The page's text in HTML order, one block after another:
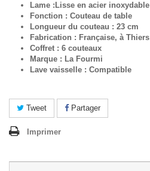
Lame :Lisse en acier inoxydable
Fonction : Couteau de table
Longueur du couteau : 23 cm
Fabrication : Française, à Thiers
Coffret : 6 couteaux
Marque : La Fourmi
Lave vaisselle : Compatible
Tweet Partager
Imprimer